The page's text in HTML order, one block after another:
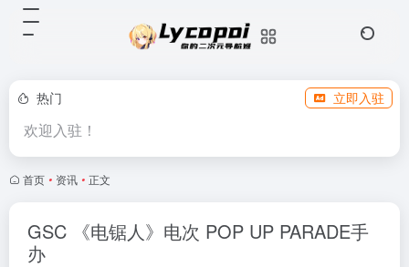
热门 立即入驻
欢迎入驻！
首页 • 资讯 • 正文
GSC 《电锯人》电次 POP UP PARADE手
办